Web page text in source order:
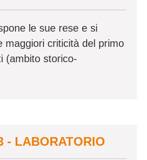
le sue rese e si
maggiori criticità del primo
(ambito storico-
- LABORATORIO